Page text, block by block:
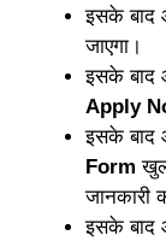
इसके बाद
जाएगा।
इसके बाद
Apply
इसके बाद
Form
जानकारी
इसके बाद